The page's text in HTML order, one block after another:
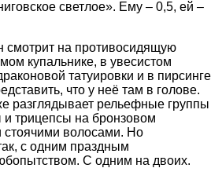
светлое». Ему – 0,5, ей –
смотрит на противосидящую
купальнике, в увесистом
татуировки и в пирсинге
что у неё там в голове.
разглядывает рельефные группы
трицепсы на бронзовом
волосами. Но
с одним праздным
С одним на двоих.